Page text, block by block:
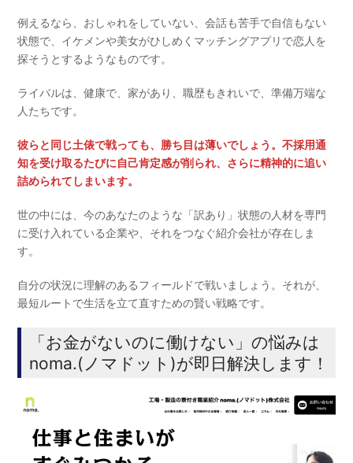
例えるなら、おしゃれをしていない、会話も苦手で自信もない
状態で、イケメンや美女がひしめくマッチングアプリで恋人を
探そうとするようなものです。
ライバルは、健康で、家があり、職歴もきれいで、準備万端な
人たちです。
彼らと同じ土俵で戦っても、勝ち目は薄いでしょう。不採用通
知を受け取るたびに自己肯定感が削られ、さらに精神的に追い
詰められてしまいます。
世の中には、今のあなたのような「訳あり」状態の人材を専門
に受け入れている企業や、それをつなぐ紹介会社が存在しま
す。
自分の状況に理解のあるフィールドで戦いましょう。それが、
最短ルートで生活を立て直すための賢い戦略です。
「お金がないのに働けない」の悩みは
noma.(ノマドット)が即日解決します！